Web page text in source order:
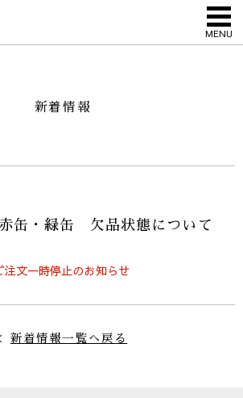
MENU
新着情報
缶・緑缶 欠品状態について
文一時停止のお知らせ
新着情報一覧へ戻る